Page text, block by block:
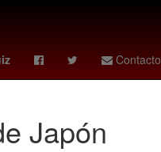
Contacto
Japón